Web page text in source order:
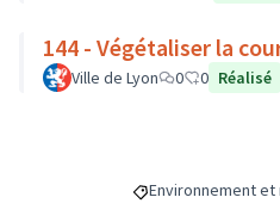
144 - Végétaliser la
Ville de Lyon 0 0 Réalisé
Filtrer les
Environnement et